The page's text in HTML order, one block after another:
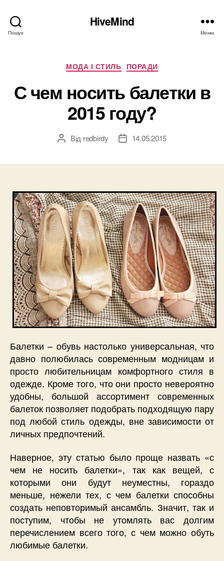
Пошук
HiveMind
Меню
Категорії
МОДА І СТИЛЬ ПОРАДИ
С чем носить балетки в
2015 году?
Автор
Від redbirdy
Дата14.05.2015
Балетки – обувь настолько универсальная, что
давно полюбилась современным модницам и
просто любительницам комфортного стиля в
одежде. Кроме того, что они просто невероятно
удобны, большой ассортимент современных
балеток позволяет подобрать подходящую пару
под любой стиль одежды, вне зависимости от
личных предпочтений.
Наверное, эту статью было проще назвать «с
чем не носить балетки», так как вещей, с
которыми они будут неуместны, гораздо
меньше, нежели тех, с чем балетки способны
создать неповторимый ансамбль. Значит, так и
поступим, чтобы не утомлять вас долгим
перечислением всего того, с чем можно обуть
любимые балетки.